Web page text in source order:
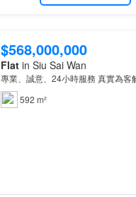
$568,000,000
Flatin Siu Sai Wan
專業、誠意、24小時服務 真實為
592 m²